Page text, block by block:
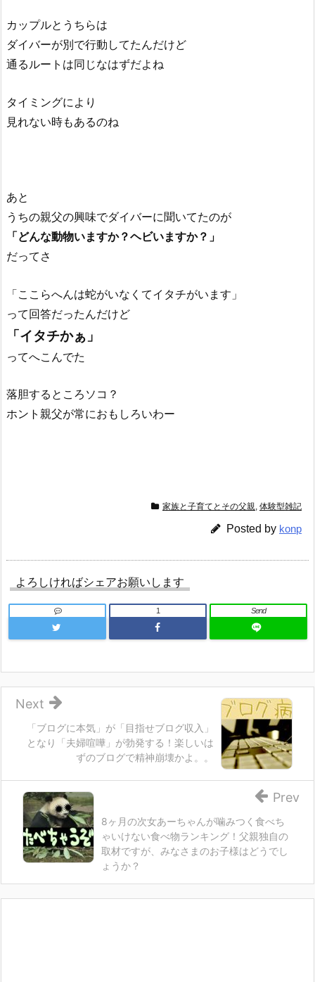
カップルとうちらは
ダイバーが別で行動してたんだけど
通るルートは同じなはずだよね
タイミングにより
見れない時もあるのね
あと
うちの親父の興味でダイバーに聞いてたのが
「どんな動物いますか？ヘビいますか？」
だってさ
「ここらへんは蛇がいなくてイタチがいます」
って回答だったんだけど
「イタチかぁ」
ってへこんでた
落胆するところソコ？
ホント親父が常におもしろいわー
家族と子育てとその父親, 体験型雑記
Posted by konp
よろしければシェアお願いします
1 Send
「ブログに本気」が「目指せブログ収入」
となり「夫婦喧嘩」が勃発する！楽しいは
ずのブログで精神崩壊かよ。。
Next
8ヶ月の次女あーちゃんが噛みつく食べち
ゃいけない食べ物ランキング！父親独自の
取材ですが、みなさまのお子様はどうでし
ょうか？
Prev